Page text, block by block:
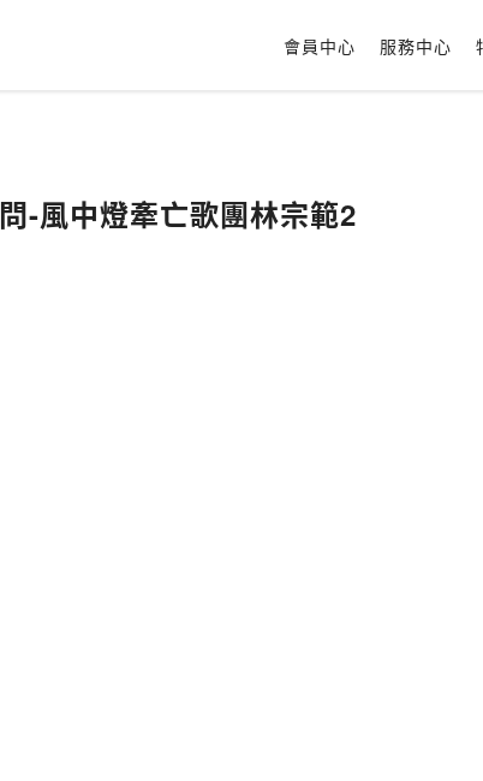
會員中心 服務中心
-風中燈牽亡歌團林宗範2